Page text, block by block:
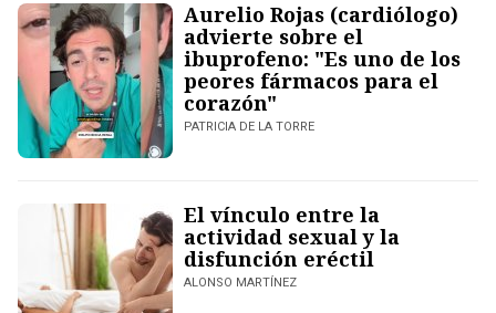
Aurelio Rojas (cardiólogo)
advierte sobre el
ibuprofeno: "Es uno de los
peores fármacos para el
corazón"
PATRICIA DE LA TORRE
El vínculo entre la
actividad sexual y la
disfunción eréctil
ALONSO MARTÍNEZ